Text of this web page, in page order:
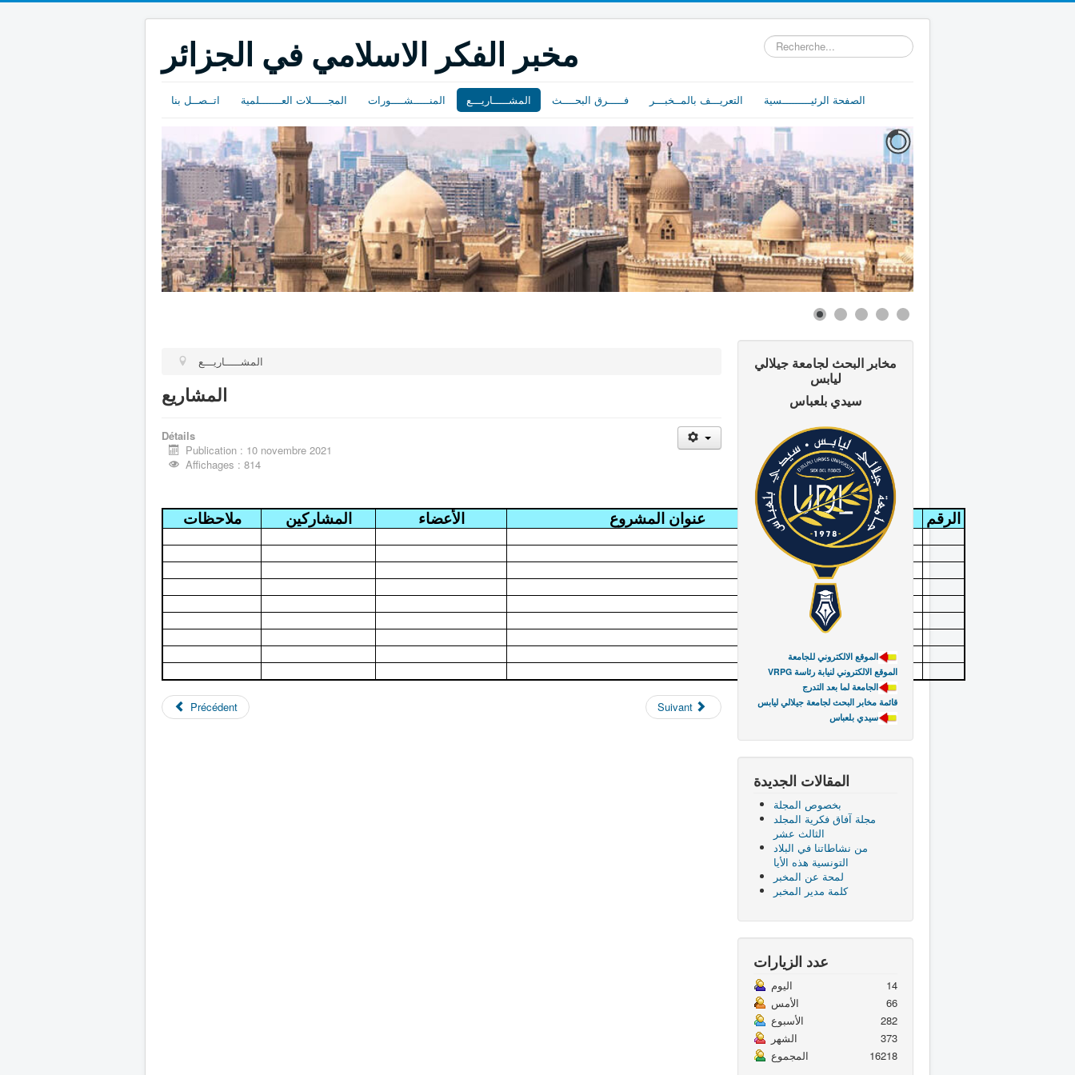
مخبر الفكر الاسلامي في الجزائر Rechercher
اتــصــل بنا المجـــــلات العـــــــلمية المنـــــشــــورات المشـــــاريـــع فـــــرق البحــــث التعريـــف بالمــخبـــر الصفحة الرئيـــــــــسية
المشـــــاريـــع
المشاريع
Détails
Publication : 10 novembre 2021
Affichages : 814
ملاحظات المشاركين الأعضاء عنوان المشروع نوع المشروع الرقم
Précédent Suivant
مخابر البحث لجامعة جيلالي
ليابس
سيدي بلعباس
الموقع الالكتروني للجامعة
VRPG الموقع الالكتروني لنيابة رئاسة
الجامعة لما بعد التدرج
قائمة مخابر البحث لجامعة جيلالي ليابس
سيدي بلعباس
المقالات الجديدة
بخصوص المجلة
مجلة آفاق فكرية المجلد
الثالث عشر
من نشاطاتنا في البلاد
التونسية هذه الأيا
لمحة عن المخبر
كلمة مدير المخبر
عدد الزيارات
اليوم
14
الأمس
66
الأسبوع
282
الشهر
373
المجموع
16218